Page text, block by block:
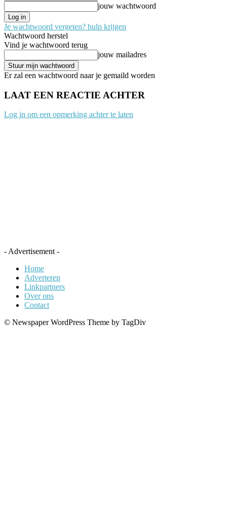
jouw wachtwoord
Je wachtwoord vergeten? hulp krijgen
Wachtwoord herstel
Vind je wachtwoord terug
jouw mailadres
Er zal een wachtwoord naar je gemaild worden
LAAT EEN REACTIE ACHTER
Log in om een opmerking achter te laten
- Advertisement -
Home
Adverteren
Linkpartners
Over ons
Contact
© Newspaper WordPress Theme by TagDiv